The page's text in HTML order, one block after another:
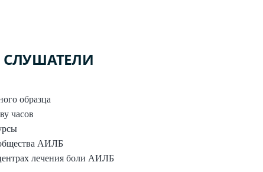
образца
часов
АИЛБ
лечения боли АИЛБ